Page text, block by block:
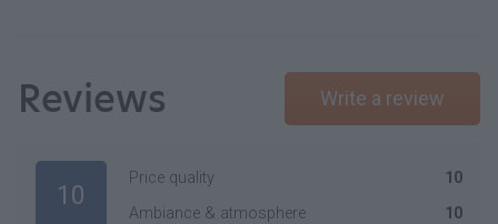
Reviews Write a review
10
Price quality
10
Ambiance & atmosphere
10